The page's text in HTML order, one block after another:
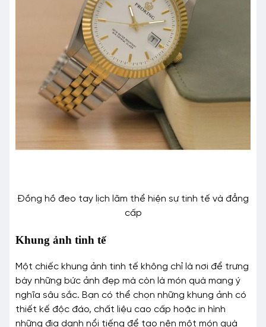
Đồng hồ đeo tay lịch lãm thể hiện sự tinh tế và đẳng
cấp
Khung ảnh tinh tế
Một chiếc khung ảnh tinh tế không chỉ là nơi để trưng
bày những bức ảnh đẹp mà còn là món quà mang ý
nghĩa sâu sắc. Bạn có thể chọn những khung ảnh có
thiết kế độc đáo, chất liệu cao cấp hoặc in hình
những địa danh nổi tiếng để tạo nên một món quà